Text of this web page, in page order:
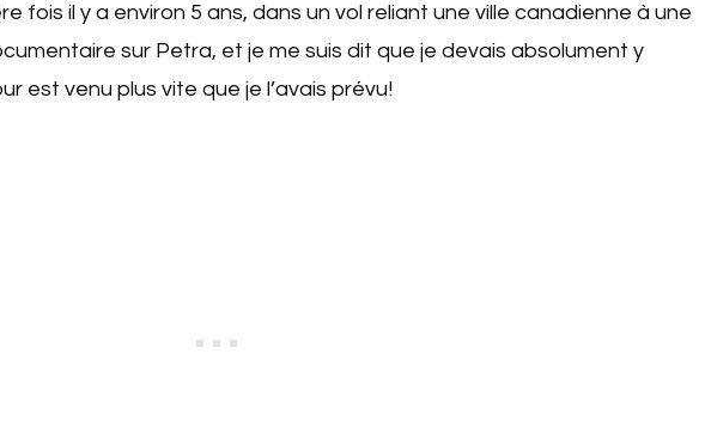
fois il y a environ 5 ans, dans un vol reliant une ville canadienne à une
sur Petra, et je me suis dit que je devais absolument y
est venu plus vite que je l’avais prévu!